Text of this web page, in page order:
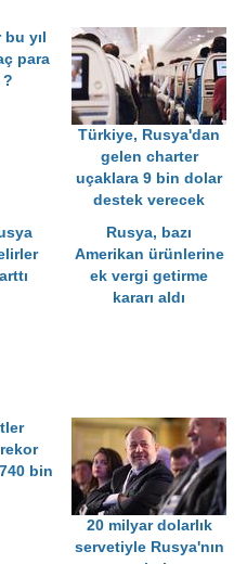
yıl
para
?
Türkiye, Rusya'dan
gelen charter
uçaklara 9 bin dolar
destek verecek
Rusya, bazı
Amerikan ürünlerine
ek vergi getirme
kararı aldı
bin
20 milyar dolarlık
servetiyle Rusya'nın